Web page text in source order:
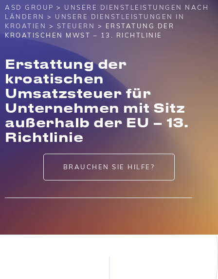
ASD GROUP > UNSERE DIENSTLEISTUNGEN NACH
LÄNDERN > UNSERE DIENSTLEISTUNGEN IN
KROATIEN > STEUERN > ERSTATUNG DER
KROATISCHEN MWST – 13. RICHTLINIE
Erstattung der
kroatischen
Umsatzsteuer für
Unternehmen mit Sitz
außerhalb der EU – 13.
Richtlinie
BRAUCHEN SIE HILFE?